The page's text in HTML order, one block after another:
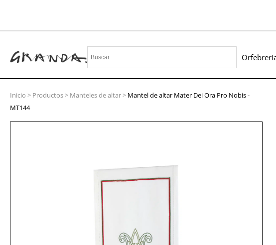
Inicio > Productos> Manteles de altar> Mantel de altar Mater Dei Ora Pro Nobis -
MT144